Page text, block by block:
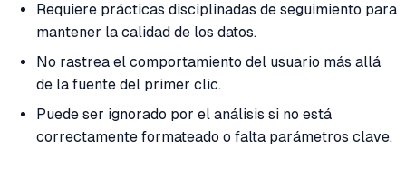
Requiere prácticas disciplinadas de seguimiento para
mantener la calidad de los datos.
No rastrea el comportamiento del usuario más allá
de la fuente del primer clic.
Puede ser ignorado por el análisis si no está
correctamente formateado o falta parámetros clave.